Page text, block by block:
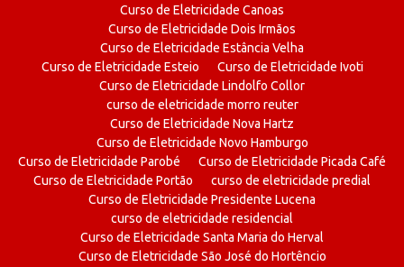
Curso de Eletricidade Canoas
Curso de Eletricidade Dois Irmãos
Curso de Eletricidade Estância Velha
Curso de Eletricidade Esteio
Curso de Eletricidade Ivoti
Curso de Eletricidade Lindolfo Collor
curso de eletricidade morro reuter
Curso de Eletricidade Nova Hartz
Curso de Eletricidade Novo Hamburgo
Curso de Eletricidade Parobé
Curso de Eletricidade Picada Café
Curso de Eletricidade Portão
curso de eletricidade predial
Curso de Eletricidade Presidente Lucena
curso de eletricidade residencial
Curso de Eletricidade Santa Maria do Herval
Curso de Eletricidade São José do Hortêncio